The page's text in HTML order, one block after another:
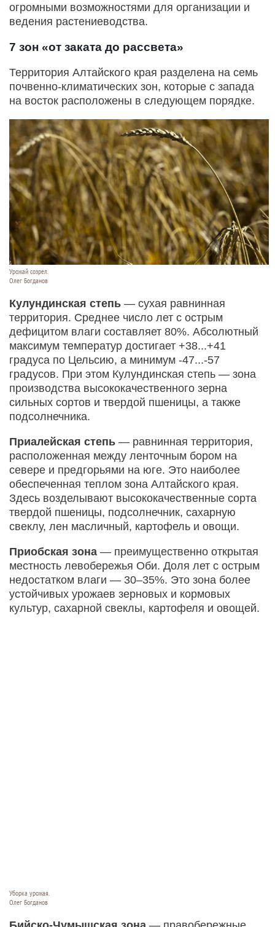
огромными возможностями для организации и
ведения растениеводства.
7 зон «от заката до рассвета»
Территория Алтайского края разделена на семь
почвенно-климатических зон, которые с запада
на восток расположены в следующем порядке.
Урожай созрел.
Олег Богданов
Кулундинская степь — сухая равнинная
территория. Среднее число лет с острым
дефицитом влаги составляет 80%. Абсолютный
максимум температур достигает +38...+41
градуса по Цельсию, а минимум -47...-57
градусов. При этом Кулундинская степь — зона
производства высококачест­венного зерна
сильных сортов и твердой пшеницы, а также
подсолнечника.
Приалейская степь — равнинная территория,
расположенная между ленточным бором на
севере и предгорьями на юге. Это наиболее
обеспеченная теплом зона Алтайского края.
Здесь возделывают высококачественные сорта
твердой пшеницы, подсолнечник, сахарную
свеклу, лен масличный, картофель и овощи.
Приобская зона — преимущественно открытая
местность левобережья Оби. Доля лет с острым
недостатком влаги — 30–35%. Это зона более
устойчивых урожаев зерновых и кормовых
культур, сахарной свеклы, картофеля и овощей.
Уборка урожая.
Олег Богданов